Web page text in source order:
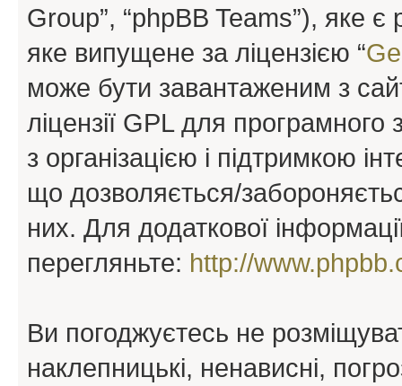
Group”, “phpBB Teams”), яке
яке випущене за ліцензією “
може бути завантаженим з
ліцензії GPL для
з організацією і підтримкою
що дозволяється/
них. Для додаткової
перегляньте: http://
Ви погоджуєтесь не
наклепницькі, ненависні,